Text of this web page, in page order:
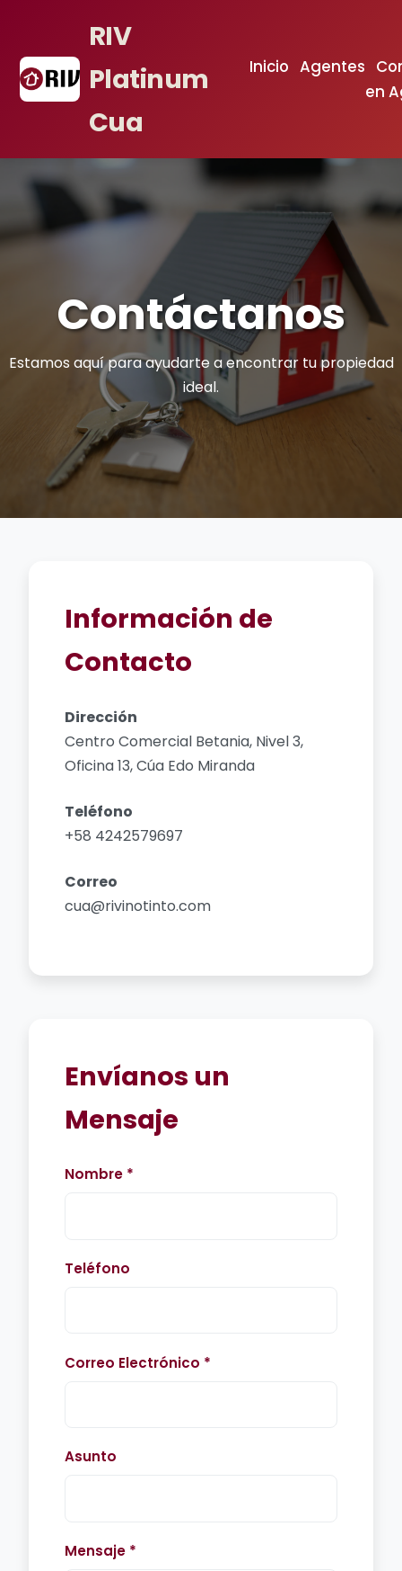
RIV
Platinum
Cua
Inicio Agentes
en
Contáctanos
Estamos aquí para ayudarte a encontrar tu propiedad
ideal.
Información de
Contacto
Dirección
Centro Comercial Betania, Nivel 3,
Oficina 13, Cúa Edo Miranda
Teléfono
+58 4242579697
Correo
cua@rivinotinto.com
Envíanos un
Mensaje
Nombre *
Teléfono
Correo Electrónico *
Asunto
Mensaje *